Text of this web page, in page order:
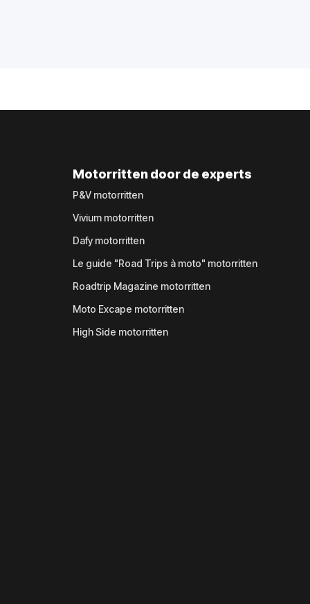
Motorritten door de experts
P&V motorritten
Vivium motorritten
Dafy motorritten
Le guide "Road Trips à moto" motorritten
Roadtrip Magazine motorritten
Moto Excape motorritten
High Side motorritten